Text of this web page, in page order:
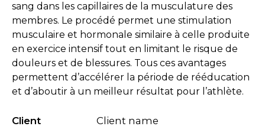
sang dans les capillaires de la musculature des
membres. Le procédé permet une stimulation
musculaire et hormonale similaire à celle produite
en exercice intensif tout en limitant le risque de
douleurs et de blessures. Tous ces avantages
permettent d’accélérer la période de rééducation
et d’aboutir à un meilleur résultat pour l’athlète.
Client
Client name